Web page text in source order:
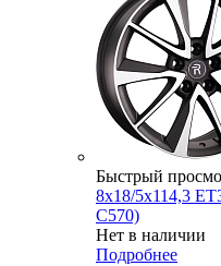
Быстрый
8x18/5x114,3
C570)
Нет в наличии
Подробнее